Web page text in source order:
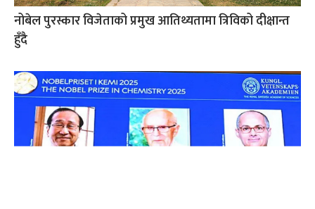
नोबेल पुरस्कार विजेताको प्रमुख आतिथ्यतामा त्रिविको दीक्षान्त
हुँदै